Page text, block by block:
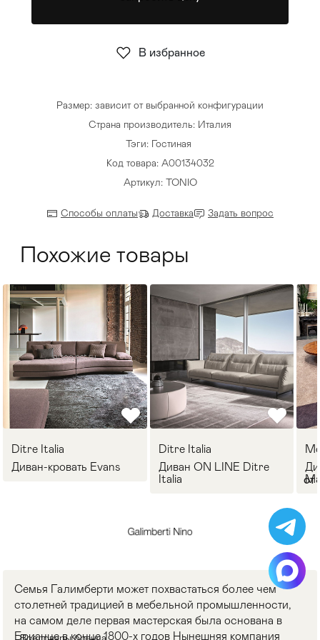
Стулья >
Размер: зависит от выбранной конфигурации
Страна производитель: Италия
Тэги: Гостиная
Код товара: А00134032
Артикул: TONIO
Способы оплаты Доставка Задать вопрос
В избранное
Похожие товары
Ditre Italia
Диван-кровать Evans
Ditre Italia
Диван ON LINE Ditre
Italia
от
Семья Галимберти может похвастаться более чем
столетней традицией в мебельной промышленности,
на самом деле первая мастерская была основана в
Брианце в конце 1800-х годов Нынешняя компания